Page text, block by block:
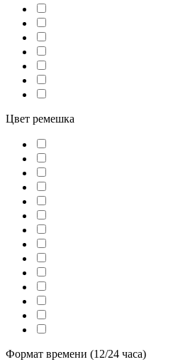
Цвет ремешка
Формат времени (12/24 часа)